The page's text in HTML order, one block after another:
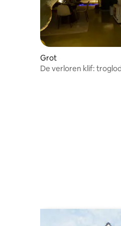
Grot
De verloren klif: